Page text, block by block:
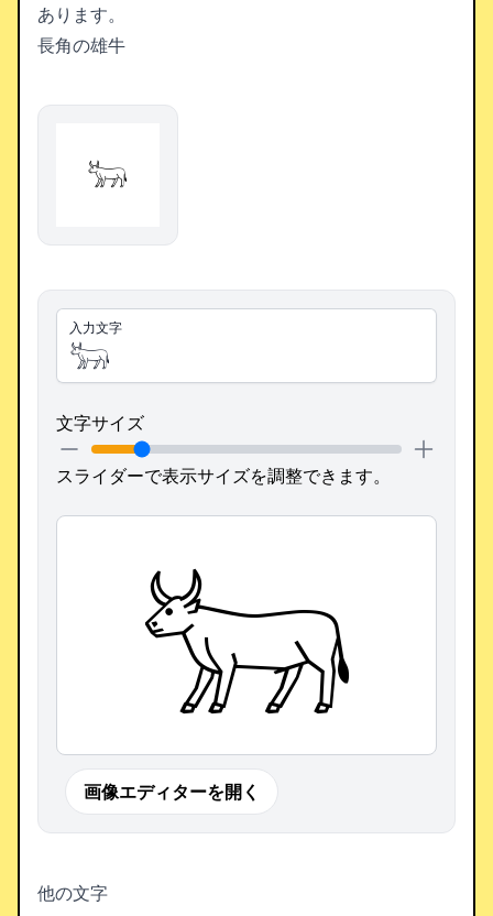
あります。
長角の雄牛
𓃽
入力文字
文字サイズ
スライダーで表示サイズを調整できます。
𓃽
画像エディターを開く
他の文字